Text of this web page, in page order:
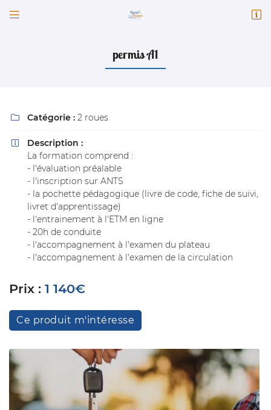
 
Adresse email de réception
Code Captcha
Rafraîchir le captcha
à tout moment en utilisant
Inscription
permis A1
 Catégorie : 2 roues

Description :
La formation comprend :
- l'évaluation préalable
- l'inscription sur ANTS
- la pochette pédagogique (livre de code, fiche de suivi,
livret d'apprentissage)
- l'entrainement à l'ETM en ligne
- 20h de conduite
- l'accompagnement à l'examen du plateau
- l'accompagnement à l'examen de la circulation
Prix : 1 140€
Ce produit m'intéresse